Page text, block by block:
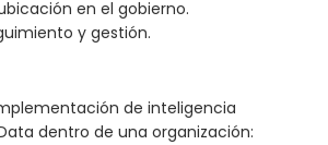
en el gobierno.
y gestión.
de inteligencia
dentro de una organización: